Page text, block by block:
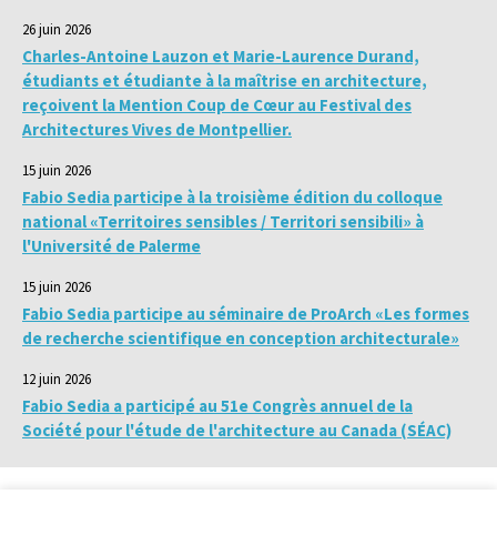
26 juin 2026
Charles-Antoine Lauzon et Marie-Laurence Durand,
étudiants et étudiante à la maîtrise en architecture,
reçoivent la Mention Coup de Cœur au Festival des
Architectures Vives de Montpellier.
15 juin 2026
Fabio Sedia participe à la troisième édition du colloque
national «Territoires sensibles / Territori sensibili» à
l'Université de Palerme
15 juin 2026
Fabio Sedia participe au séminaire de ProArch «Les formes
de recherche scientifique en conception architecturale»
12 juin 2026
Fabio Sedia a participé au 51e Congrès annuel de la
Société pour l'étude de l'architecture au Canada (SÉAC)